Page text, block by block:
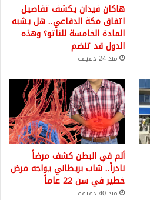
هاكان فيدان يكشف تفاصيل
اتفاق مكة الدفاعي.. هل يشبه
المادة الخامسة للناتو؟ وهذه
الدول قد تنضم
منذ 24 دقيقة
ألم في البطن كشف مرضاً
نادراً.. شاب بريطاني يواجه مرض
خطير في سن 22 عاماً
منذ 40 دقيقة